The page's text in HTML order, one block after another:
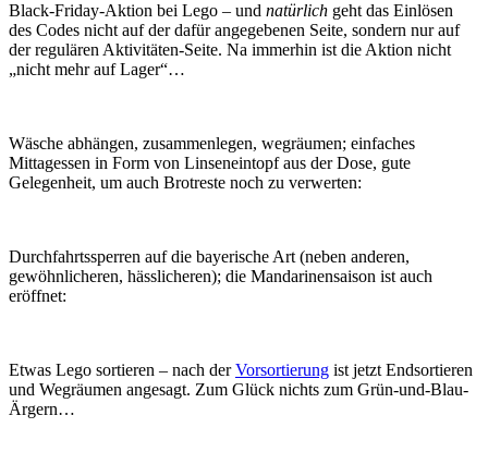
Black-Friday-Aktion bei Lego – und natürlich geht das Einlösen
des Codes nicht auf der dafür angegebenen Seite, sondern nur auf
der regulären Aktivitäten-Seite. Na immerhin ist die Aktion nicht
„nicht mehr auf Lager“…
Wäsche abhängen, zusammenlegen, wegräumen; einfaches
Mittagessen in Form von Linseneintopf aus der Dose, gute
Gelegenheit, um auch Brotreste noch zu verwerten:
Durchfahrtssperren auf die bayerische Art (neben anderen,
gewöhnlicheren, hässlicheren); die Mandarinensaison ist auch
eröffnet:
Etwas Lego sortieren – nach derVorsortierung ist jetzt Endsortieren
und Wegräumen angesagt. Zum Glück nichts zum Grün-und-Blau-
Ärgern…